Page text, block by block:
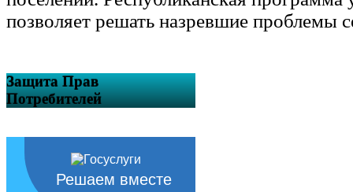
позволяет решать назревшие проблемы
Защита Прав
Потребителей
Решаем вместе